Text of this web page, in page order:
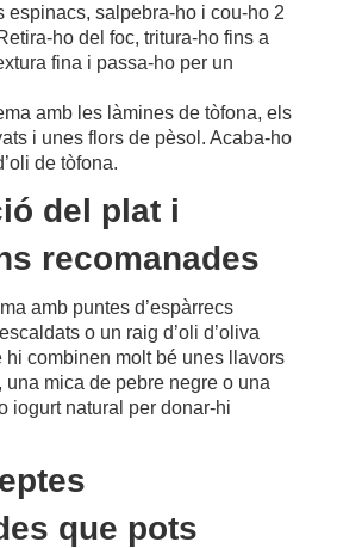
espinacs, salpebra-ho i cou-ho 2
ho del foc, tritura-ho fins a
fina i passa-ho per un
amb les làmines de tòfona, els
i unes flors de pèsol. Acaba-ho
de tòfona.
del plat i
recomanades
amb puntes d’espàrrecs
o un raig d’oli d’oliva
hi combinen molt bé unes llavors
una mica de pebre negre o una
iogurt natural per donar-hi
que pots